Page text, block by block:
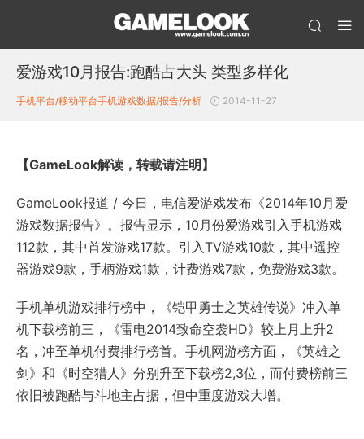
爱游戏10月报告:跑酷占大头 类型多样化
手机平台/移动平台手机游戏数据/报告/分析 2014-11-27
【GameLook解读，转载请注明】
GameLook报道 / 今日，电信爱游戏发布《2014年10月爱
游戏数据报告》。报告显示，10月份爱游戏引入手机游戏
112款，其中首发游戏17款。引入TV游戏10款，其中遥控
器游戏9款，手柄游戏1款，计费游戏7款，免费游戏3款。
手机单机游戏排行榜中，《铠甲勇士之英雄传说》冲入单
机下载榜前三，《雷电2014致命空袭HD》较上月上升2
名，冲至单机付费排行榜首。手机网游榜方面，《英雄之
剑》和《时空猎人》分别升至下载榜2,3位，而付费榜前三
依旧被跑酷与斗地主占据，但中重度游戏大增。